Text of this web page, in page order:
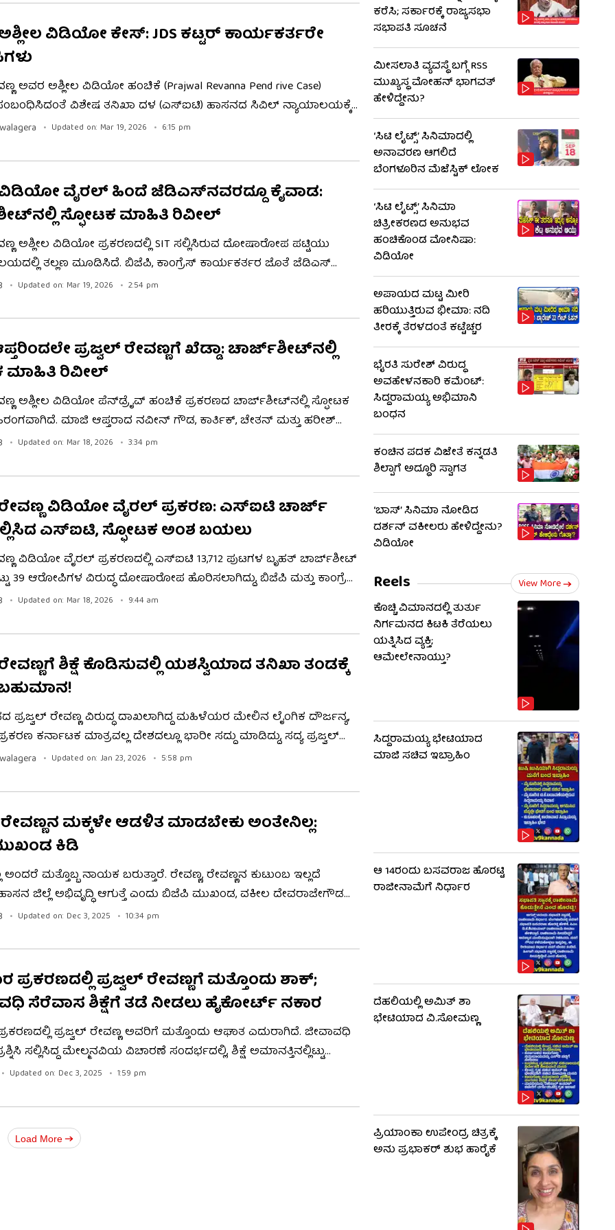
ಎಂದು ತಿಳಿಸಿದ್ದಾರೆ.
ವಿಡಿಯೋ ಕೇಸ್: JDS ಕಟ್ಟರ್ ಕಾರ್ಯಕರ್ತರೇ
ಅವರ ಅಶ್ಲೀಲ ವಿಡಿಯೋ ಹಂಚಿಕೆ (Prajwal Revanna Pend rive Case)
ಸಂಬಂಧಿಸಿದಂತೆ ವಿಶೇಷ ತನಿಖಾ ದಳ (ಎಸ್‌ಐಟಿ) ಹಾಸನದ ಸಿವಿಲ್‌ ನ್ಯಾಯಾಲಯಕ್ಕೆ
ಮಾಡಿದೆ. ಬರೋಬ್ಬರಿ 13 ಸಾವಿರಕ್ಕೂ ಅಧಿಕ ಪುಟಗಳಿದ್ದು, ಬಿಜೆಪಿ ಮುಖಂಡ
ಸ್ಫೋಟಕ ಅಂಶ ಬಯಲಾಗಿದೆ.
Updated on: Mar 19, 2026 6:15 pm
ವಿಡಿಯೋ ವೈರಲ್​​ ಹಿಂದೆ ಜೆಡಿಎಸ್​​ನವರದ್ದೂ ಕೈವಾಡ:
ಸ್ಫೋಟಕ ಮಾಹಿತಿ ರಿವೀಲ್​​
ಅಶ್ಲೀಲ ವಿಡಿಯೋ ಪ್ರಕರಣದಲ್ಲಿ SIT ಸಲ್ಲಿಸಿರುವ ದೋಷಾರೋಪ ಪಟ್ಟಿಯು
ತಲ್ಲಣ ಮೂಡಿಸಿದೆ. ಬಿಜೆಪಿ, ಕಾಂಗ್ರೆಸ್ ಕಾರ್ಯಕರ್ತರ ಜೊತೆ ಜೆಡಿಎಸ್
ಪಕ್ಷದ ನಾಯಕರನ್ನು ಅಚ್ಚರಿಗೊಳಿಸಿದೆ. ದೂರುದಾರರು,
ಸಲ್ಲಿಕೆಯಾಗಿದ್ದು, ಜೆಡಿಎಸ್ ಕಾರ್ಯಕರ್ತರ ಸೇರ್ಪಡೆ ಕುರಿತು ಷಡ್ಯಂತ್ರದ
Updated on: Mar 19, 2026 2:54 pm
ಪ್ರಜ್ವಲ್​​ ರೇವಣ್ಣಗೆ ಖೆಡ್ಡಾ: ಚಾರ್ಜ್​​ಶೀಟ್​​ನಲ್ಲಿ
ಮಾಹಿತಿ ರಿವೀಲ್​
ಅಶ್ಲೀಲ ವಿಡಿಯೋ ಪೆನ್‌ಡ್ರೈವ್ ಹಂಚಿಕೆ ಪ್ರಕರಣದ ಚಾರ್ಜ್‌ಶೀಟ್‌ನಲ್ಲಿ ಸ್ಫೋಟಕ
ಮಾಜಿ ಆಪ್ತರಾದ ನವೀನ್ ಗೌಡ, ಕಾರ್ತಿಕ್, ಚೇತನ್ ಮತ್ತು ಹರೀಶ್
ವೈರಲ್ ಹಿಂದಿನ ಪ್ರಮುಖ ರೂವಾರಿಗಳು. ಪ್ರಜ್ವಲ್ ಮೊಬೈಲ್‌ನಿಂದ ವಿಡಿಯೋ
ಅವರ ಮಾಜಿ ಆಪ್ತರೇ ಖೆಡ್ಡಾ ತೋಡಿದ್ದು ಸ್ಪಷ್ಟವಾಗಿದೆ.
Updated on: Mar 18, 2026 3:34 pm
ರೇವಣ್ಣ ವಿಡಿಯೋ ವೈರಲ್ ಪ್ರಕರಣ: ಎಸ್​ಐಟಿ ಚಾರ್ಜ್​
ಎಸ್​ಐಟಿ, ಸ್ಫೋಟಕ ಅಂಶ ಬಯಲು
ವಿಡಿಯೋ ವೈರಲ್ ಪ್ರಕರಣದಲ್ಲಿ ಎಸ್​ಐಟಿ 13,712 ಪುಟಗಳ ಬೃಹತ್ ಚಾರ್ಜ್‌ಶೀಟ್
39 ಆರೋಪಿಗಳ ವಿರುದ್ಧ ದೋಷಾರೋಪ ಹೊರಿಸಲಾಗಿದ್ದು, ಬಿಜೆಪಿ ಮತ್ತು ಕಾಂಗ್ರೆಸ್
ಇದರಲ್ಲಿದ್ದಾರೆ! ಚಾರ್ಜ್​ಶೀಟ್​ನಲ್ಲಿ ಹಲವು ಅಚ್ಚರಿಯ ಸಂಗತಿಗಳು ಬಯಲಾಗಿದ್ದು,
Updated on: Mar 18, 2026 9:44 am
ಶಿಕ್ಷೆ ಕೊಡಿಸುವಲ್ಲಿ ಯಶಸ್ವಿಯಾದ ತನಿಖಾ ತಂಡಕ್ಕೆ
ಪ್ರಜ್ವಲ್‌ ರೇವಣ್ಣ ವಿರುದ್ಧ ದಾಖಲಾಗಿದ್ದ ಮಹಿಳೆಯರ ಮೇಲಿನ ಲೈಂಗಿಕ ದೌರ್ಜನ್ಯ,
ಕರ್ನಾಟಕ ಮಾತ್ರವಲ್ಲ ದೇಶದಲ್ಲೂ ಭಾರೀ ಸದ್ದು ಮಾಡಿದ್ದು, ಸದ್ಯ ಪ್ರಜ್ವಲ್
ಶಿಕ್ಷೆಗೆ ಗುರಿಯಾಗಿ ಬೆಂಗಳೂರಿನ ಪರಪ್ಪನ ಅಗ್ರಹಾರ ಜೈಲಿನಲ್ಲಿದ್ದಾರೆ. ಇನ್ನು
ಯಶಸ್ವಿಯಾದ ತನಿಖಾ ತಂಡಕ್ಕೆ ಭರ್ಜರಿ ಬಹುಮಾನ ಘೋಷಿಸಲಾಗಿದೆ.
Updated on: Jan 23, 2026 5:58 pm
ರೇವಣ್ಣನ ಮಕ್ಕಳೇ ಆಡಳಿತ ಮಾಡಬೇಕು ಅಂತೇನಿಲ್ಲ:
ಕಿಡಿ
ಅಂದರೆ ಮತ್ತೊಬ್ಬ ನಾಯಕ ಬರುತ್ತಾರೆ. ರೇವಣ್ಣ, ರೇವಣ್ಣನ ಕುಟುಂಬ ಇಲ್ಲದೆ
ಜಿಲ್ಲೆ ಅಭಿವೃದ್ಧಿ ಆಗುತ್ತೆ ಎಂದು ಬಿಜೆಪಿ ಮುಖಂಡ, ವಕೀಲ ದೇವರಾಜೇಗೌಡ
ಮಾಜಿ ಸಂಸದ ಪ್ರಜ್ವಲ್ ರೇವಣ್ಣ ಅರ್ಜಿ ವಜಾ ಪ್ರಕರಣಕ್ಕೆ
Updated on: Dec 3, 2025 10:34 pm
ಪ್ರಕರಣದಲ್ಲಿ ಪ್ರಜ್ವಲ್ ರೇವಣ್ಣಗೆ ಮತ್ತೊಂದು ಶಾಕ್;
ಸೆರೆವಾಸ ಶಿಕ್ಷೆಗೆ ತಡೆ ನೀಡಲು ಹೈಕೋರ್ಟ್ ನಕಾರ
ಪ್ರಜ್ವಲ್ ರೇವಣ್ಣ ಅವರಿಗೆ ಮತ್ತೊಂದು ಆಘಾತ ಎದುರಾಗಿದೆ. ಜೀವಾವಧಿ
ಸಲ್ಲಿಸಿದ್ದ ಮೇಲ್ಮನವಿಯ ವಿಚಾರಣೆ ಸಂದರ್ಭದಲ್ಲಿ, ಶಿಕ್ಷೆ ಅಮಾನತ್ತಿನಲ್ಲಿಟ್ಟು
ಕೋರಿದ್ದ ಮಧ್ಯಂತರ ಅರ್ಜಿಯನ್ನು ಕರ್ನಾಟಕ ಹೈಕೋರ್ಟ್ ವಜಾಗೊಳಿಸಿದೆ.
ಪ್ರಜ್ವಲ್ ರೇವಣ್ಣ ಅವರಿಗೆ ಸದ್ಯಕ್ಕೆ ಜಾಮೀನು ಲಭ್ಯವಾಗುವುದಿಲ್ಲ ಎಂದು ತಿಳಿಸಿದದೆ.
Updated on: Dec 3, 2025 1:59 pm
Load More
ಕರೆಸಿ; ಸರ್ಕಾರಕ್ಕೆ ರಾಜ್ಯಸಭಾ
ಸಭಾಪತಿ ಸೂಚನೆ
ಮೀಸಲಾತಿ ವ್ಯವಸ್ಥೆ ಬಗ್ಗೆ RSS​
ಮುಖ್ಯಸ್ಥ ಮೋಹನ್ ಭಾಗವತ್
ಹೇಳಿದ್ದೇನು?
‘ಸಿಟಿ ಲೈಟ್ಸ್’ ಸಿನಿಮಾದಲ್ಲಿ
ಅನಾವರಣ ಆಗಲಿದೆ
ಬೆಂಗಳೂರಿನ ಮೆಜೆಸ್ಟಿಕ್ ಲೋಕ
‘ಸಿಟಿ ಲೈಟ್ಸ್’ ಸಿನಿಮಾ
ಚಿತ್ರೀಕರಣದ ಅನುಭವ
ಹಂಚಿಕೊಂಡ ಮೋನಿಷಾ:
ವಿಡಿಯೋ
ಅಪಾಯದ ಮಟ್ಟ ಮೀರಿ
ಹರಿಯುತ್ತಿರುವ ಭೀಮಾ: ನದಿ
ತೀರಕ್ಕೆ ತೆರಳದಂತೆ ಕಟ್ಟೆಚ್ಚರ
ಭೈರತಿ ಸುರೇಶ್ ವಿರುದ್ಧ
ಅವಹೇಳನಕಾರಿ ಕಮೆಂಟ್:
ಸಿದ್ದರಾಮಯ್ಯ ಅಭಿಮಾನಿ
ಬಂಧನ
ಕಂಚಿನ ಪದಕ ವಿಜೇತೆ ಕನ್ನಡತಿ
ಶಿಲ್ಪಾಗೆ ಅದ್ಧೂರಿ ಸ್ವಾಗತ
‘ಬಾಸ್’ ಸಿನಿಮಾ ನೋಡಿದ
ದರ್ಶನ್ ವಕೀಲರು ಹೇಳಿದ್ದೇನು?
ವಿಡಿಯೋ
Reels View More
ಕೊಚ್ಚಿ ವಿಮಾನದಲ್ಲಿ ತುರ್ತು
ನಿರ್ಗಮನದ ಕಿಟಕಿ ತೆರೆಯಲು
ಯತ್ನಿಸಿದ ವ್ಯಕ್ತಿ;
ಆಮೇಲೇನಾಯ್ತು?
ಸಿದ್ದರಾಮಯ್ಯ ಭೇಟಿಯಾದ
ಮಾಜಿ ಸಚಿವ ಇಬ್ರಾಹಿಂ
ಆ 14ರಂದು ಬಸವರಾಜ ಹೊರಟ್ಟಿ
ರಾಜೀನಾಮೆಗೆ ನಿರ್ಧಾರ
ದೆಹಲಿಯಲ್ಲಿ ಅಮಿತ್ ಶಾ
ಭೇಟಿಯಾದ ವಿ.ಸೋಮಣ್ಣ
ಪ್ರಿಯಾಂಕಾ ಉಪೇಂದ್ರ ಚಿತ್ರಕ್ಕೆ
ಅನು ಪ್ರಭಾಕರ್ ಶುಭ ಹಾರೈಕೆ